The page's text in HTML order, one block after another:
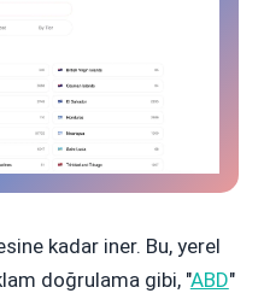
kadar iner. Bu, yerel
doğrulama gibi, "ABD"